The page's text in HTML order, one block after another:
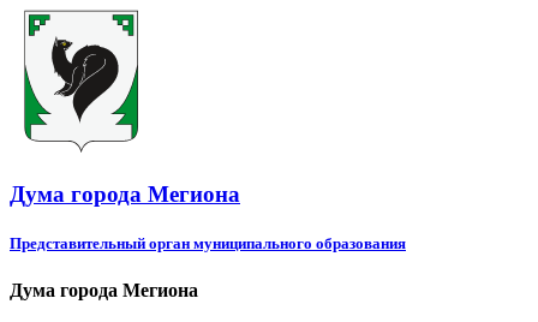
Дума города Мегиона
Представительный орган муниципального образования
Дума города Мегиона